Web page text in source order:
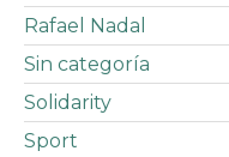
Rafael Nadal
Sin categoría
Solidarity
Sport